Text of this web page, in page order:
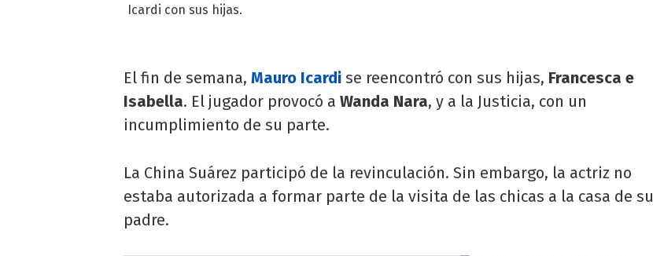
Icardi con sus hijas.
El fin de semana, Mauro Icardi se reencontró con sus hijas, Francesca e
Isabella. El jugador provocó a Wanda Nara, y a la Justicia, con un
incumplimiento de su parte.
La China Suárez participó de la revinculación. Sin embargo, la actriz no
estaba autorizada a formar parte de la visita de las chicas a la casa de su
padre.